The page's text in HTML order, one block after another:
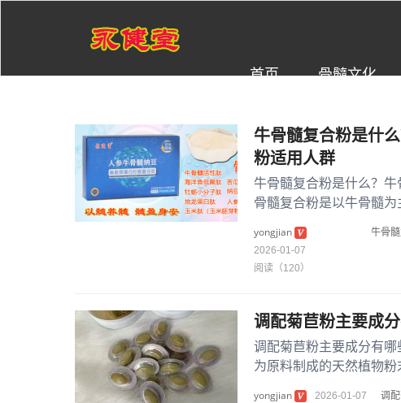
首页 骨髓文化
牛骨髓复合粉是什
粉适用人群
牛骨髓复合粉是什么？
骨髓复合粉是以牛骨髓
牛骨
yongjian
2026-01-07
阅读（120）
调配菊苣粉主要成
调配菊苣粉主要成分有
为原料制成的天然植物
调
yongjian
2026-01-07